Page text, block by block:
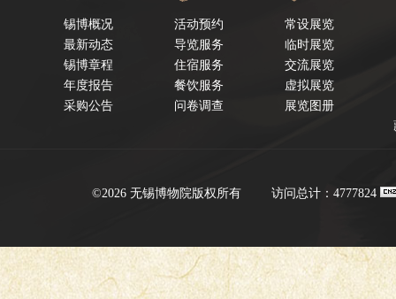
锡博概况
最新动态
锡博章程
年度报告
采购公告
活动预约
导览服务
住宿服务
餐饮服务
问卷调查
常设展览
临时展览
交流展览
虚拟展览
展览图册
©2026 无锡博物院版权所有 访问总计：4777824